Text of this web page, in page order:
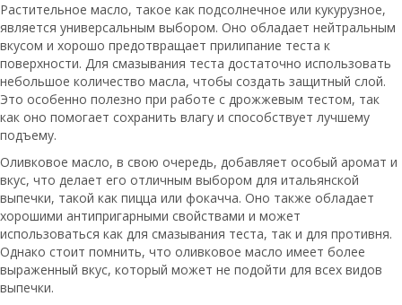
Растительное масло, такое как подсолнечное или кукурузное,
является универсальным выбором. Оно обладает нейтральным
вкусом и хорошо предотвращает прилипание теста к
поверхности. Для смазывания теста достаточно использовать
небольшое количество масла, чтобы создать защитный слой.
Это особенно полезно при работе с дрожжевым тестом, так
как оно помогает сохранить влагу и способствует лучшему
подъему.
Оливковое масло, в свою очередь, добавляет особый аромат и
вкус, что делает его отличным выбором для итальянской
выпечки, такой как пицца или фокачча. Оно также обладает
хорошими антипригарными свойствами и может
использоваться как для смазывания теста, так и для противня.
Однако стоит помнить, что оливковое масло имеет более
выраженный вкус, который может не подойти для всех видов
выпечки.